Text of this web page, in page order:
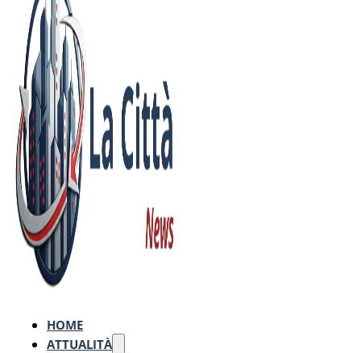
HOME
ATTUALITÀ